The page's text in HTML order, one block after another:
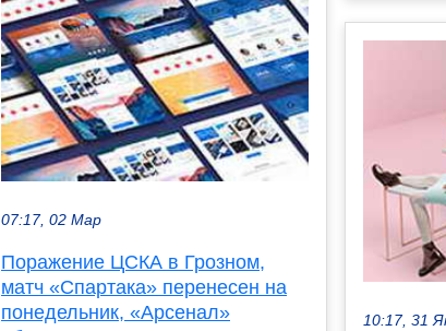
07:17, 02 Мар
Поражение ЦСКА в Грозном,
матч «Спартака» перенесен на
понедельник, «Арсенал»
10:17, 31